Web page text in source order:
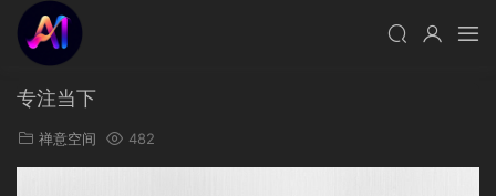
专注当下
禅意空间 482